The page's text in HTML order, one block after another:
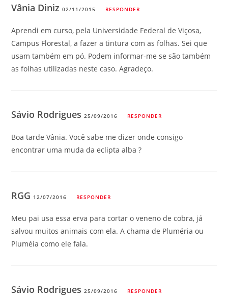
Vânia Diniz02/11/2015 RESPONDER
Aprendi em curso, pela Universidade Federal de Viçosa,
Campus Florestal, a fazer a tintura com as folhas. Sei que
usam também em pó. Podem informar-me se são também
as folhas utilizadas neste caso. Agradeço.
Sávio Rodrigues25/09/2016 RESPONDER
Boa tarde Vânia. Você sabe me dizer onde consigo
encontrar uma muda da eclipta alba ?
RGG 12/07/2016 RESPONDER
Meu pai usa essa erva para cortar o veneno de cobra, já
salvou muitos animais com ela. A chama de Pluméria ou
Pluméia como ele fala.
Sávio Rodrigues25/09/2016 RESPONDER